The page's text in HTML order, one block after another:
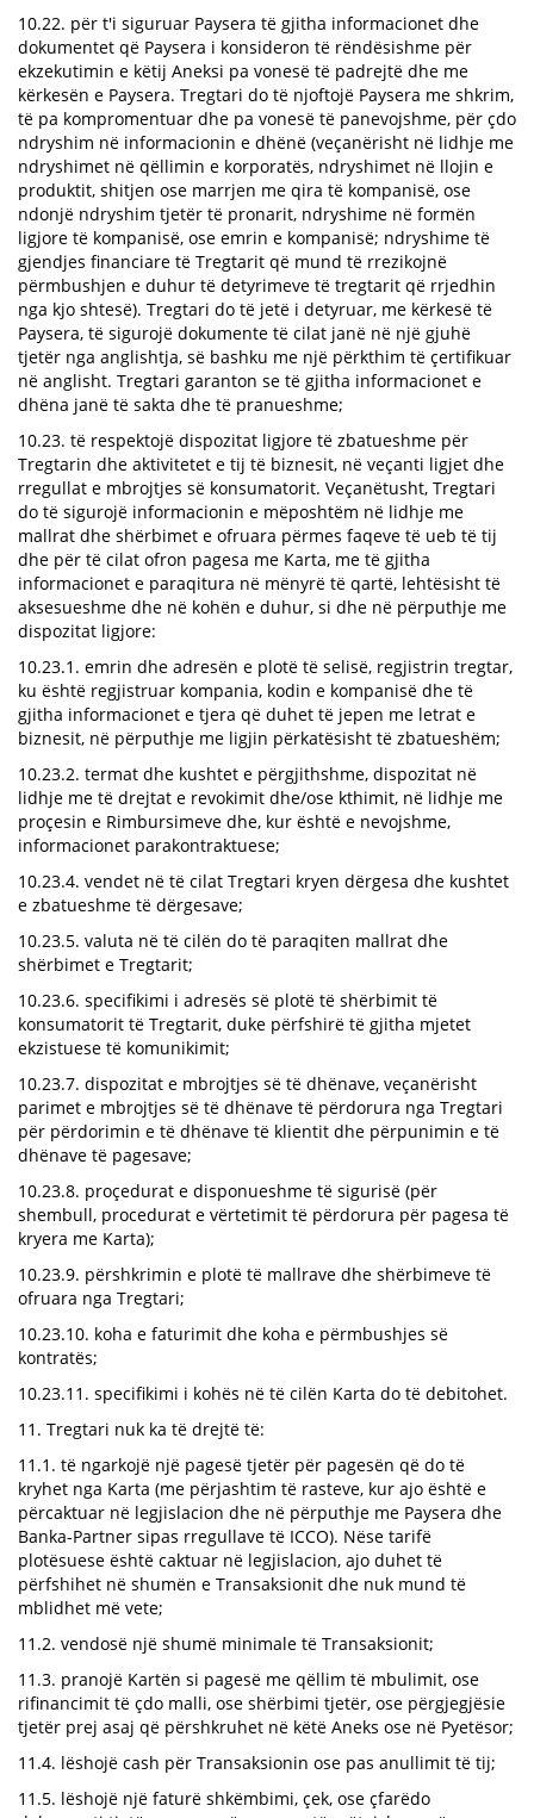
10.22. për t'i siguruar Paysera të gjitha informacionet dhe
dokumentet që Paysera i konsideron të rëndësishme për
ekzekutimin e këtij Aneksi pa vonesë të padrejtë dhe me
kërkesën e Paysera. Tregtari do të njoftojë Paysera me shkrim,
të pa kompromentuar dhe pa vonesë të panevojshme, për çdo
ndryshim në informacionin e dhënë (veçanërisht në lidhje me
ndryshimet në qëllimin e korporatës, ndryshimet në llojin e
produktit, shitjen ose marrjen me qira të kompanisë, ose
ndonjë ndryshim tjetër të pronarit, ndryshime në formën
ligjore të kompanisë, ose emrin e kompanisë; ndryshime të
gjendjes financiare të Tregtarit që mund të rrezikojnë
përmbushjen e duhur të detyrimeve të tregtarit që rrjedhin
nga kjo shtesë). Tregtari do të jetë i detyruar, me kërkesë të
Paysera, të sigurojë dokumente të cilat janë në një gjuhë
tjetër nga anglishtja, së bashku me një përkthim të çertifikuar
në anglisht. Tregtari garanton se të gjitha informacionet e
dhëna janë të sakta dhe të pranueshme;
10.23. të respektojë dispozitat ligjore të zbatueshme për
Tregtarin dhe aktivitetet e tij të biznesit, në veçanti ligjet dhe
rregullat e mbrojtjes së konsumatorit. Veçanëtusht, Tregtari
do të sigurojë informacionin e mëposhtëm në lidhje me
mallrat dhe shërbimet e ofruara përmes faqeve të ueb të tij
dhe për të cilat ofron pagesa me Karta, me të gjitha
informacionet e paraqitura në mënyrë të qartë, lehtësisht të
aksesueshme dhe në kohën e duhur, si dhe në përputhje me
dispozitat ligjore:
10.23.1. emrin dhe adresën e plotë të selisë, regjistrin tregtar,
ku është regjistruar kompania, kodin e kompanisë dhe të
gjitha informacionet e tjera që duhet të jepen me letrat e
biznesit, në përputhje me ligjin përkatësisht të zbatueshëm;
10.23.2. termat dhe kushtet e përgjithshme, dispozitat në
lidhje me të drejtat e revokimit dhe/ose kthimit, në lidhje me
proçesin e Rimbursimeve dhe, kur është e nevojshme,
informacionet parakontraktuese;
10.23.4. vendet në të cilat Tregtari kryen dërgesa dhe kushtet
e zbatueshme të dërgesave;
10.23.5. valuta në të cilën do të paraqiten mallrat dhe
shërbimet e Tregtarit;
10.23.6. specifikimi i adresës së plotë të shërbimit të
konsumatorit të Tregtarit, duke përfshirë të gjitha mjetet
ekzistuese të komunikimit;
10.23.7. dispozitat e mbrojtjes së të dhënave, veçanërisht
parimet e mbrojtjes së të dhënave të përdorura nga Tregtari
për përdorimin e të dhënave të klientit dhe përpunimin e të
dhënave të pagesave;
10.23.8. proçedurat e disponueshme të sigurisë (për
shembull, procedurat e vërtetimit të përdorura për pagesa të
kryera me Karta);
10.23.9. përshkrimin e plotë të mallrave dhe shërbimeve të
ofruara nga Tregtari;
10.23.10. koha e faturimit dhe koha e përmbushjes së
kontratës;
10.23.11. specifikimi i kohës në të cilën Karta do të debitohet.
11. Tregtari nuk ka të drejtë të:
11.1. të ngarkojë një pagesë tjetër për pagesën që do të
kryhet nga Karta (me përjashtim të rasteve, kur ajo është e
përcaktuar në legjislacion dhe në përputhje me Paysera dhe
Banka-Partner sipas rregullave të ICCO). Nëse tarifë
plotësuese është caktuar në legjislacion, ajo duhet të
përfshihet në shumën e Transaksionit dhe nuk mund të
mblidhet më vete;
11.2. vendosë një shumë minimale të Transaksionit;
11.3. pranojë Kartën si pagesë me qëllim të mbulimit, ose
rifinancimit të çdo malli, ose shërbimi tjetër, ose përgjegjësie
tjetër prej asaj që përshkruhet në këtë Aneks ose në Pyetësor;
11.4. lëshojë cash për Transaksionin ose pas anullimit të tij;
11.5. lëshojë një faturë shkëmbimi, çek, ose çfarëdo